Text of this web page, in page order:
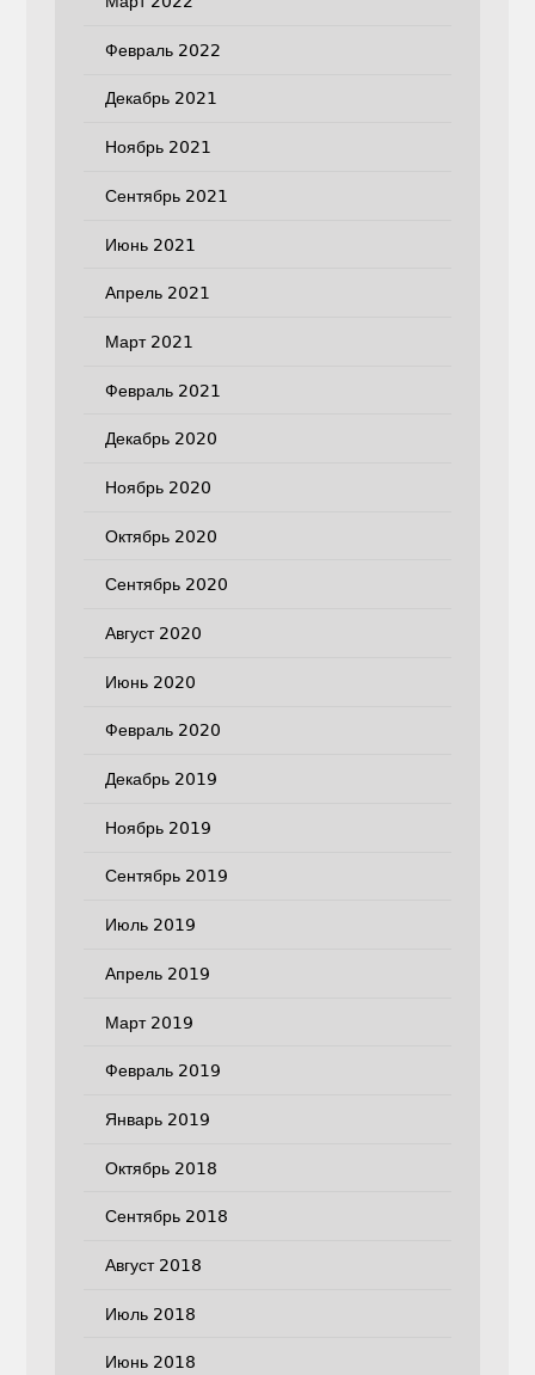
Февраль 2022
Декабрь 2021
Ноябрь 2021
Сентябрь 2021
Июнь 2021
Апрель 2021
Март 2021
Февраль 2021
Декабрь 2020
Ноябрь 2020
Октябрь 2020
Сентябрь 2020
Август 2020
Июнь 2020
Февраль 2020
Декабрь 2019
Ноябрь 2019
Сентябрь 2019
Июль 2019
Апрель 2019
Март 2019
Февраль 2019
Январь 2019
Октябрь 2018
Сентябрь 2018
Август 2018
Июль 2018
Июнь 2018